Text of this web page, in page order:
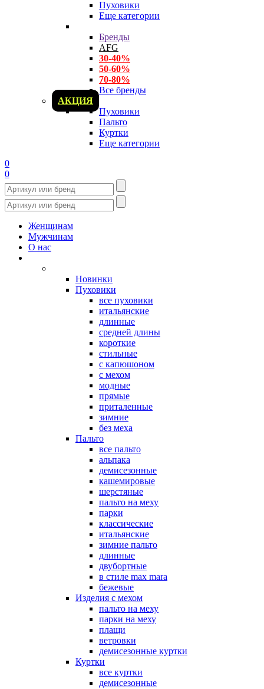
Пуховики
Еще категории
Бренды
AFG
30-40%
50-60%
70-80%
Все бренды
АКЦИЯ
Пуховики
Пальто
Куртки
Еще категории
0
0
Женщинам
Мужчинам
О нас
Новинки
Пуховики
все пуховики
итальянские
длинные
средней длины
короткие
стильные
с капюшоном
с мехом
модные
прямые
приталенные
зимние
без меха
Пальто
все пальто
альпака
демисезонные
кашемировые
шерстяные
пальто на меху
парки
классические
итальянские
зимние пальто
длинные
двубортные
в стиле max mara
бежевые
Изделия с мехом
пальто на меху
парки на меху
плащи
ветровки
демисезонные куртки
Куртки
все куртки
демисезонные